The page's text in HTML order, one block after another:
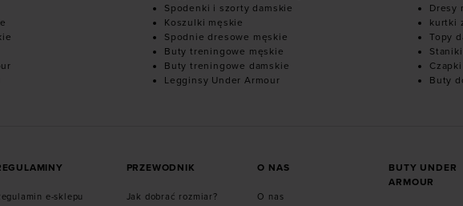
Spodenki i szorty damskie
Koszulki męskie
Spodnie dresowe męskie
Buty treningowe męskie
Buty treningowe damskie
Legginsy Under Armour
Dresy
kurtki
Topy
Buty
e-sklepu
PRZEWODNIK
Jak dobrać rozmiar?
O NAS
O nas
BUTY UNDER
ARMOUR